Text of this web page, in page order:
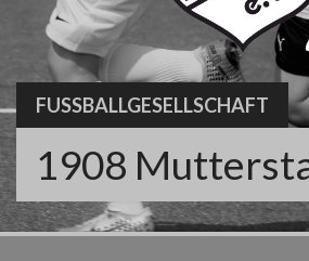
FUSSBALLGESELLSCHAFT
1908